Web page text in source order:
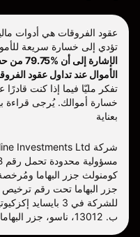
عقود الفروقات هي أدوات
تؤدي إلى خسارة سريعة
الإشارة
الأموال عند تداول عقود
تفكر مليّا فيما إذا كنت
خسارة أموالك. يُرجى قراءة
بعناية
كومنولث جزر البهاما
للشركة في 3
ب. 13012، ناسو، جزر البهاما.